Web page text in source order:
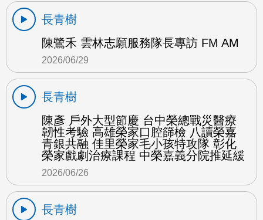
長青樹
陳鷺禾 雲林志願服務隊長專訪 FM AM
2026/06/29
長青樹
陳彥 戶外大型節慶 台中榮總戰災醫療
韌性考驗 高雄榮家口腔篩檢 八讀榮嘉
青銀共融 佳里榮家毛小孩特攻隊 彰化
榮家戲劇治療課程 中榮嘉義分院推延緩
2026/06/26
長青樹